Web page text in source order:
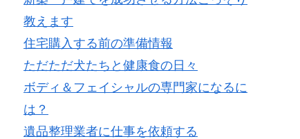
教えます
住宅購入する前の準備情報
ただただ犬たちと健康食の日々
ボディ＆フェイシャルの専門家になるに
は？
遺品整理業者に仕事を依頼する